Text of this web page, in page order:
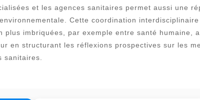
et les agences sanitaires permet aussi une
Cette coordination
plus imbriquées, par exemple entre santé humaine,
en structurant les réflexions prospectives sur les
sanitaires.